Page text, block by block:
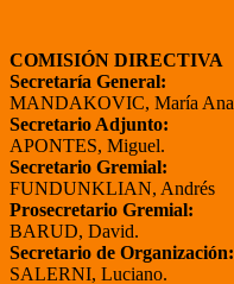
COMISIÓN DIRECTIVA
Secretaría General:
MANDAKOVIC, María Ana
Secretario Adjunto:
APONTES, Miguel.
Secretario Gremial:
FUNDUNKLIAN, Andrés
Prosecretario Gremial:
BARUD, David.
Secretario de Organización:
SALERNI, Luciano.